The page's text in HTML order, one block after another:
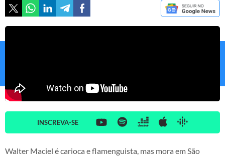
INSCREVA-SE
Walter Maciel é carioca e flamenguista, mas mora em São